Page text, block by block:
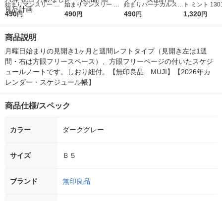
始まりマンスリー ウ
ィークリースケジュー
六輝 祝日 月齢なし 良
品計画
490円
始まりマンスリー ウ
ィークリースケジュー
490円
始まりバーチカルスケ
ジュール帳 ２０２５
490円
ト ミント
1冊 デルフォ
1,320円
商品説明
月曜日始まりの見開き1ヶ月と週間レフトタイプ（見開き左は1週
間・右は方眼フリースペース）、方眼フリーページの付いたスケジ
ュールノートです。しおり紐付。【無印良品　MUJI】【2026年カ
レンダー・スケジュール帳】
商品仕様/スペック
カラー ダークグレー
サイズ Ｂ５
ブランド 無印良品